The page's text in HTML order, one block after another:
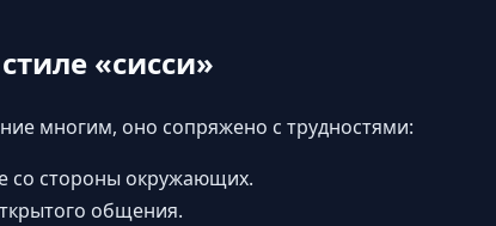
«сисси»
многим, оно сопряжено с трудностями:
со стороны окружающих.
общения.